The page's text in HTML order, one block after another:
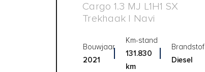
Cargo 1.3 MJ L1H1 SX
Trekhaak | Navi
Bouwjaar
2021
Km-stand
131.830
km
Brandstof
Diesel